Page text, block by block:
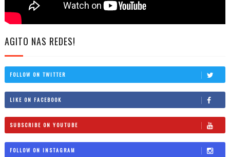
AGITO NAS REDES!
FOLLOW ON TWITTER
LIKE ON FACEBOOK
SUBSCRIBE ON YOUTUBE
FOLLOW ON INSTAGRAM